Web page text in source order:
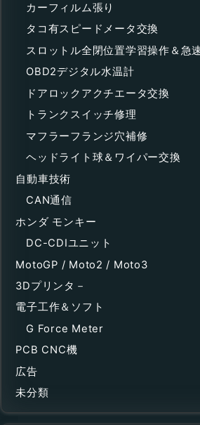
カーフィルム張り
タコ有スピードメータ交換
スロットル全閉位置学習操作＆急
OBD2デジタル水温計
ドアロックアクチエータ交換
トランクスイッチ修理
マフラーフランジ穴補修
ヘッドライト球＆ワイパー交換
自動車技術
CAN通信
ホンダ モンキー
DC-CDIユニット
MotoGP / Moto2 / Moto3
3Dプリンタ－
電子工作＆ソフト
G Force Meter
PCB CNC機
広告
未分類